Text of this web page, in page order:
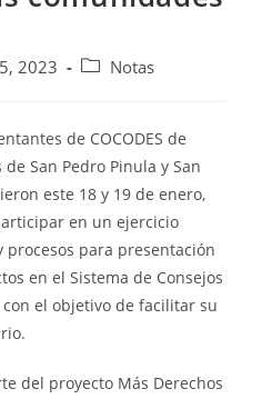
2023 Notas
de COCODES de
San Pedro Pinula y San
este 18 y 19 de enero,
en un ejercicio
para presentación
en el Sistema de Consejos
con el objetivo de facilitar su
del proyecto Más Derechos